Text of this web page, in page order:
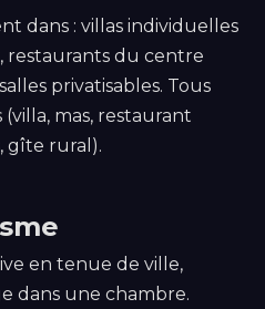
dans : villas individuelles
restaurants du centre
privatisables. Tous
mas, restaurant
gîte rural).
en tenue de ville,
dans une chambre.